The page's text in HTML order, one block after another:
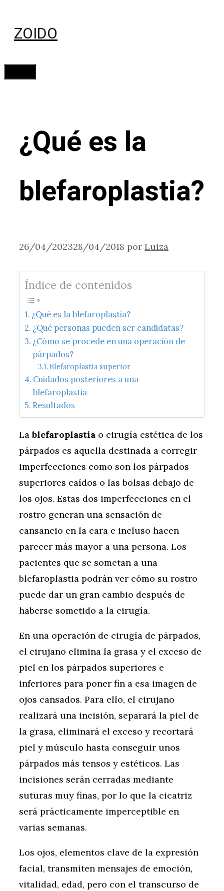
contenido
ZOIDO
¿Qué es la
blefaroplastia?
26/04/202328/04/2018 por Luiza
Índice de contenidos
¿Qué es la blefaroplastia?
¿Qué personas pueden ser candidatas?
¿Cómo se procede en una operación de
párpados?
Blefaroplastia superior
Cuidados posteriores a una
blefaroplastia
Resultados
Lablefaroplastia o cirugía estética de los
párpados es aquella destinada a corregir
imperfecciones como son los párpados
superiores caídos o las bolsas debajo de
los ojos. Estas dos imperfecciones en el
rostro generan una sensación de
cansancio en la cara e incluso hacen
parecer más mayor a una persona. Los
pacientes que se sometan a una
blefaroplastia podrán ver cómo su rostro
puede dar un gran cambio después de
haberse sometido a la cirugía.
En una operación de cirugía de párpados,
el cirujano elimina la grasa y el exceso de
piel en los párpados superiores e
inferiores para poner fin a esa imagen de
ojos cansados. Para ello, el cirujano
realizará una incisión, separará la piel de
la grasa, eliminará el exceso y recortará
piel y músculo hasta conseguir unos
párpados más tensos y estéticos. Las
incisiones serán cerradas mediante
suturas muy finas, por lo que la cicatriz
será prácticamente imperceptible en
varias semanas.
Los ojos, elementos clave de la expresión
facial, transmiten mensajes de emoción,
vitalidad, edad, pero con el transcurso de